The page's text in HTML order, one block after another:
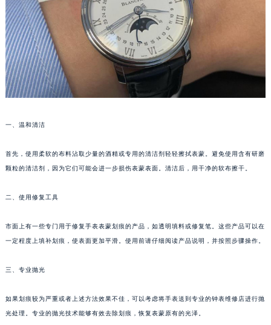
一、温和清洁
首先，使用柔软的布料沾取少量的酒精或专用的清洁剂轻轻擦拭表蒙。避免使用含有研磨
颗粒的清洁剂，因为它们可能会进一步损伤表蒙表面。清洁后，用干净的软布擦干。
二、使用修复工具
市面上有一些专门用于修复手表表蒙划痕的产品，如透明填料或修复笔。这些产品可以在
一定程度上填补划痕，使表面更加平滑。使用前请仔细阅读产品说明，并按照步骤操作。
三、专业抛光
如果划痕较为严重或者上述方法效果不佳，可以考虑将手表送到专业的钟表维修店进行抛
光处理。专业的抛光技术能够有效去除划痕，恢复表蒙原有的光泽。